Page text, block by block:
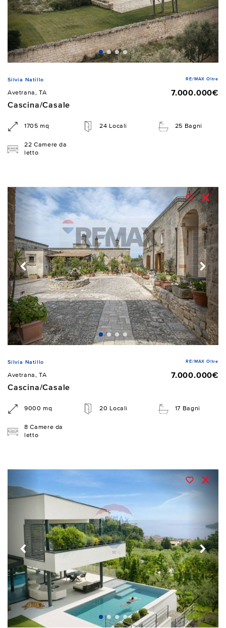
Silvia Natillo RE/MAX Oltre
Avetrana, TA
7.000.000€
Cascina/Casale
1705 mq 24 Locali 25 Bagni
22 Camere da
letto
Silvia Natillo RE/MAX Oltre
Avetrana, TA
7.000.000€
Cascina/Casale
9000 mq 20 Locali 17 Bagni
8 Camere da
letto